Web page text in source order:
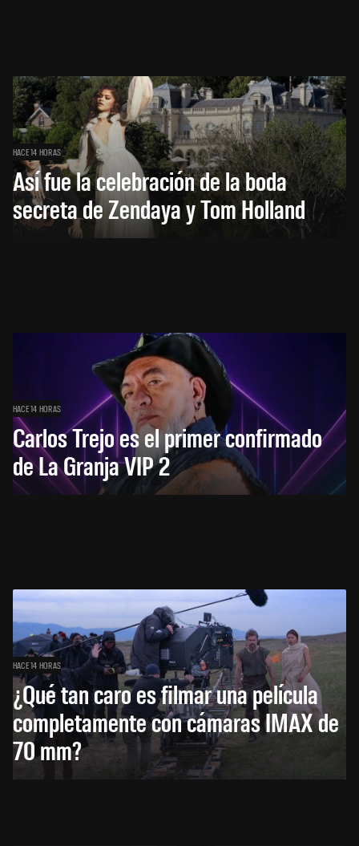
HACE 14 HORAS
Así fue la celebración de la boda
secreta de Zendaya y Tom Holland
HACE 14 HORAS
Carlos Trejo es el primer confirmado
de La Granja VIP 2
HACE 14 HORAS
¿Qué tan caro es filmar una película
completamente con cámaras IMAX de
70 mm?